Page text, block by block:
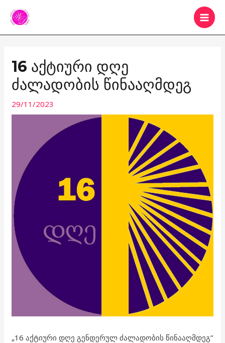
16 ᲐᲥᲢᲘᲣᲠᲘ ᲓᲦᲔ
ᲫᲐᲚᲐᲓᲝᲑᲘᲡ ᲬᲘᲜᲐᲐᲦᲛᲓᲔᲒ
29/11/2023
„16 აქტიური დღე გენდერულ ძალადობის წინააღმდეგ”